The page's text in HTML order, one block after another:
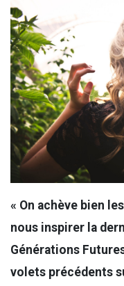
« On achève bien
nous inspirer la
Générations
volets précédents